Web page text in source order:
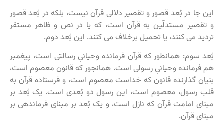
این جا در بُعد قصور و تقصیر دلالی قرآن نیست، بلکه در بُعد قصور
و تقصیر مستدلّین به قرآن است، که یا در نص و ظاهر مستقر
تردید می کنند، یا تحمیل برخلاف می کنند. این بُعد دوم.
بُعد سوم: همانطور که قرآن فرمانده وحیانیِ رسالتی است، پیغمبر
هم فرمانده وحیانیِ رسولی است. همانجور که قانون معصوم است،
بنیان گذارنده قانون که خداست معصوم است، و فرستاده قرآن به
قلب رسول، معصوم است، این رسول دو بُعدی است. یک بُعد بر
مبنای امامت قرآن که نازل است، و یک بُعد بر مبنای فرماندهی بر
مبنای قرآن.